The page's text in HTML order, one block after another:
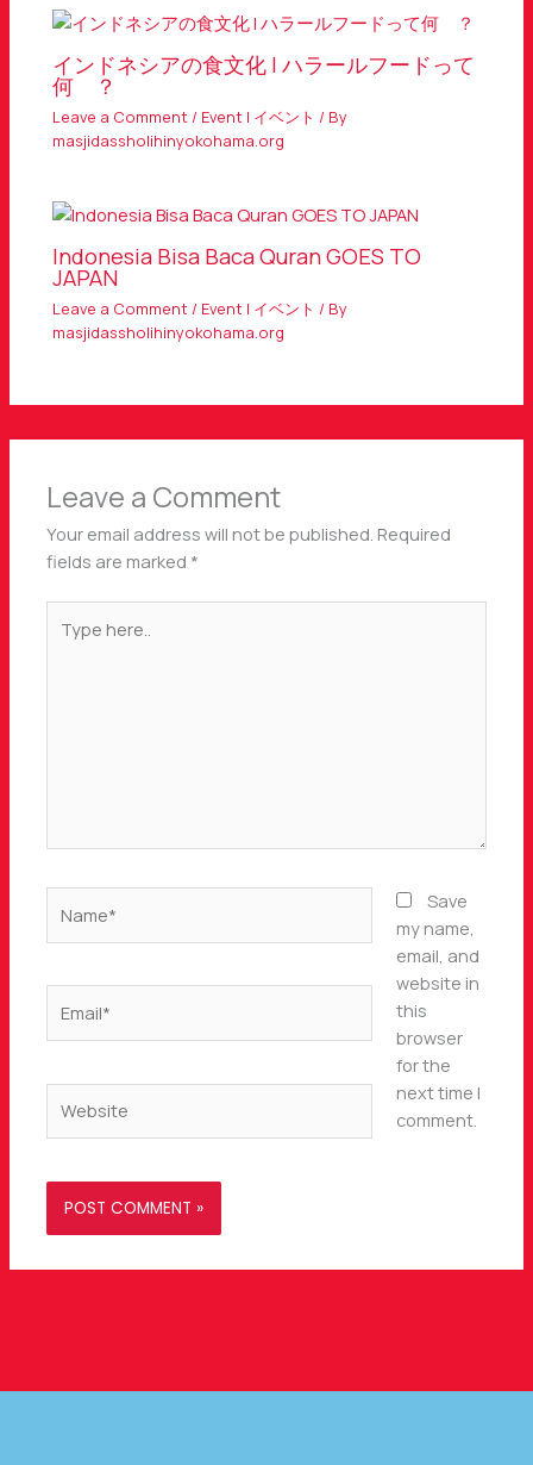
インドネシアの食文化 | ハラールフードって
何 ？
Leave a Comment / Event | イベント / By
masjidassholihinyokohama.org
Indonesia Bisa Baca Quran GOES TO
JAPAN
Leave a Comment / Event | イベント / By
masjidassholihinyokohama.org
Leave a Comment
Your email address will not be published. Required
fields are marked *
here..
Save
my name,
email, and
website in
this
browser
for the
next time I
comment.